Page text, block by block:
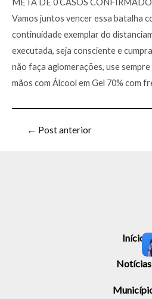
Vamos juntos vencer essa batalha
continuidade exemplar do
executada, seja consciente e
não faça aglomerações, use sempre
mãos com Álcool em Gel 70% com
← Post anterior
Início
Notícias